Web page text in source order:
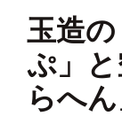
玉造
ぷ」
らへん